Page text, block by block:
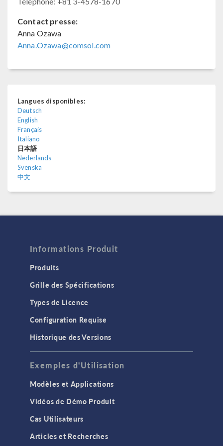
Contact presse:
Anna Ozawa
Anna.Ozawa@comsol.com
Langues disponibles:
Deutsch
English
Français
Italiano
日本語
Nederlands
Svenska
中文
Informations Produit
Produits
Grille des Spécifications
Types de Licence
Configuration Requise
Historique des Versions
Exemples d'Utilisation
Modèles et Applications
Vidéos de Démo Produit
Cas Utilisateurs
Articles et Recherches